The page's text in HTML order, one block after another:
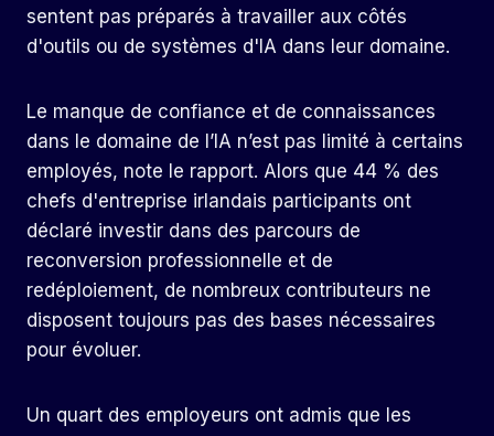
sentent pas préparés à travailler aux côtés
d'outils ou de systèmes d'IA dans leur domaine.
Le manque de confiance et de connaissances
dans le domaine de l’IA n’est pas limité à certains
employés, note le rapport. Alors que 44 % des
chefs d'entreprise irlandais participants ont
déclaré investir dans des parcours de
reconversion professionnelle et de
redéploiement, de nombreux contributeurs ne
disposent toujours pas des bases nécessaires
pour évoluer.
Un quart des employeurs ont admis que les